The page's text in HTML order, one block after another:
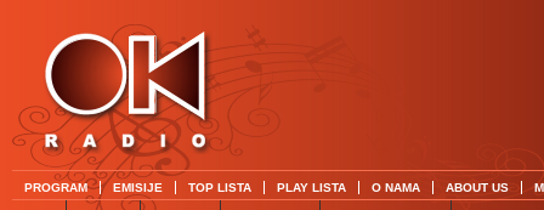
PROGRAM EMISIJE TOP LISTA PLAY LISTA O NAMA ABOUT US